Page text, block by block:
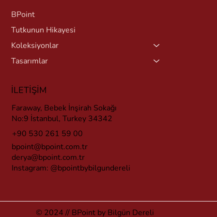
BPoint
Tutkunun Hikayesi
Koleksiyonlar
Tasarımlar
İLETİŞİM
Faraway, Bebek İnşirah Sokağı
No:9 İstanbul, Turkey 34342
+90 530 261 59 00
bpoint@bpoint.com.tr
derya@bpoint.com.tr
Instagram: @bpointbybilgundereli
© 2024 // BPoint by Bilgün Dereli